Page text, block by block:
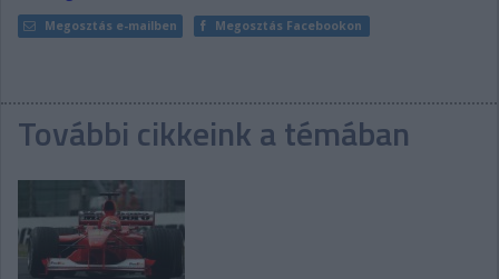
Megosztás e-mailben Megosztás Facebookon
További cikkeink a témában